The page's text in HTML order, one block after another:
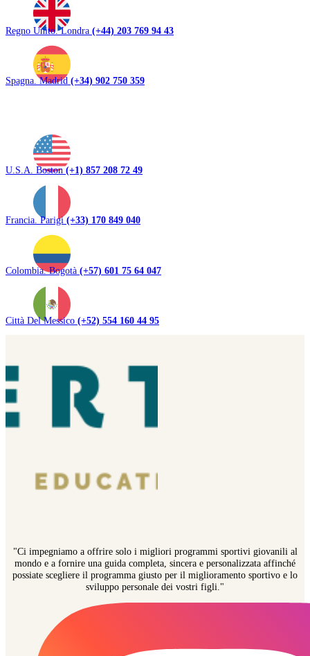
Regno Unito. Londra (+44) 203 769 94 43
Spagna. Madrid (+34) 902 750 359
U.S.A. Boston(+1) 857 208 72 49
Francia. Parigi(+33) 170 849 040
Colombia. Bogotà (+57) 601 75 64 047
Città Del Messico (+52) 554 160 44 95
"Ci impegniamo a offrire solo i migliori programmi sportivi giovanili al
mondo e a fornire una guida completa, sincera e personalizzata affinché
possiate scegliere il programma giusto per il miglioramento sportivo e lo
sviluppo personale dei vostri figli."